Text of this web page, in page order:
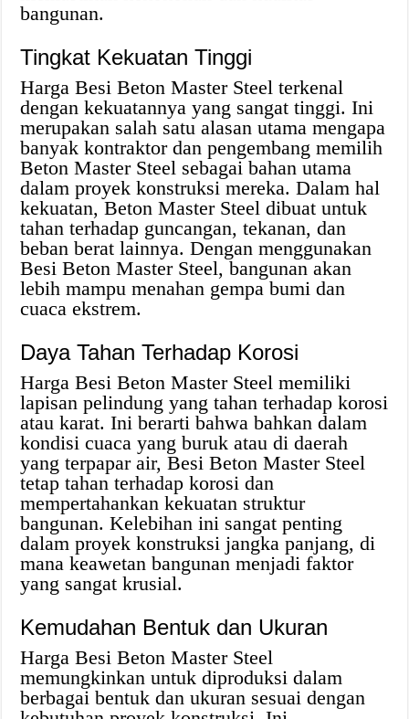
bangunan.
Tingkat Kekuatan Tinggi
Harga Besi Beton Master Steel terkenal
dengan kekuatannya yang sangat tinggi. Ini
merupakan salah satu alasan utama mengapa
banyak kontraktor dan pengembang memilih
Beton Master Steel sebagai bahan utama
dalam proyek konstruksi mereka. Dalam hal
kekuatan, Beton Master Steel dibuat untuk
tahan terhadap guncangan, tekanan, dan
beban berat lainnya. Dengan menggunakan
Besi Beton Master Steel, bangunan akan
lebih mampu menahan gempa bumi dan
cuaca ekstrem.
Daya Tahan Terhadap Korosi
Harga Besi Beton Master Steel memiliki
lapisan pelindung yang tahan terhadap korosi
atau karat. Ini berarti bahwa bahkan dalam
kondisi cuaca yang buruk atau di daerah
yang terpapar air, Besi Beton Master Steel
tetap tahan terhadap korosi dan
mempertahankan kekuatan struktur
bangunan. Kelebihan ini sangat penting
dalam proyek konstruksi jangka panjang, di
mana keawetan bangunan menjadi faktor
yang sangat krusial.
Kemudahan Bentuk dan Ukuran
Harga Besi Beton Master Steel
memungkinkan untuk diproduksi dalam
berbagai bentuk dan ukuran sesuai dengan